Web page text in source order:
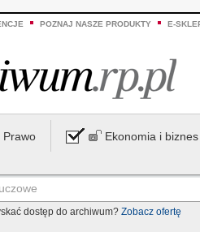
POZNAJ NASZE PRODUKTY E-
Prawo Ekonomia i biznes
dostęp do archiwum? Zobacz ofertę